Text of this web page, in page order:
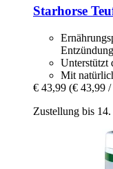
Starhorse
Unterstützt
Mit
€ 43,99 (€ 43,99
Zustellung bis